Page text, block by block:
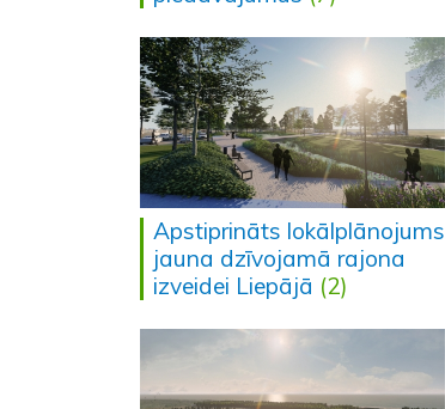
Apstiprināts lokālplānojums
jauna dzīvojamā rajona
izveidei Liepājā (2)